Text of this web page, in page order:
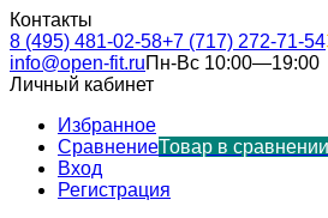
Контакты
8 (495) 481-02-58+7 (717) 272-71-54
info@open-fit.ruПн-Вс 10:00—19:00
Личный кабинет
Избранное
СравнениеТовар в сравнении
Вход
Регистрация